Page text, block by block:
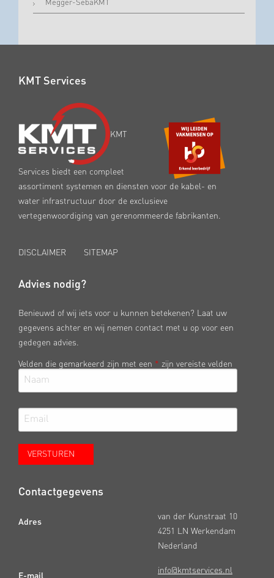
Megger-SebaKMT
KMT Services
KMT
Services biedt een compleet
assortiment systemen en diensten voor de kabel- en
water infrastructuur door de exclusieve
vertegenwoordiging van gerenommeerde fabrikanten.
DISCLAIMER SITEMAP
Advies nodig?
Benieuwd of wij iets voor u kunnen betekenen? Laat uw
gegevens achter en wij nemen contact met u op voor een
gedegen advies.
Velden die gemarkeerd zijn met een * zijn vereiste velden
Contactgegevens
Adres
E-mail
van der Kunstraat 10
4251 LN Werkendam
Nederland
info@kmtservices.nl